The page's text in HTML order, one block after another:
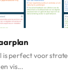
is perfect voor
vis...